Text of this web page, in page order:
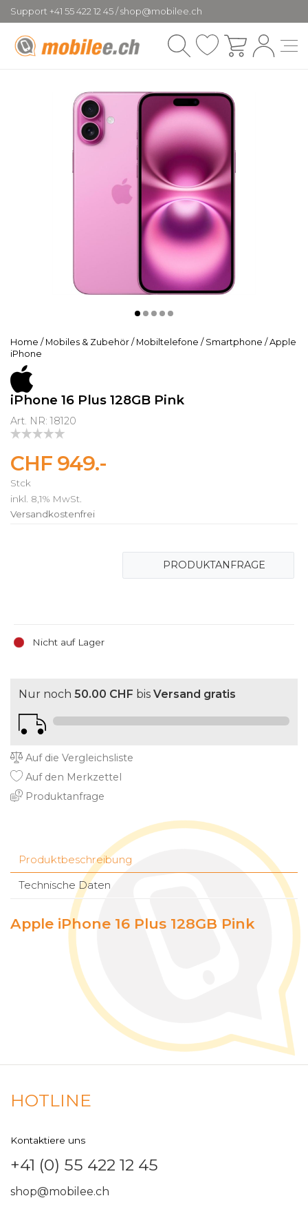
Support +41 55 422 12 45 / shop@mobilee.ch
Home / Mobiles & Zubehör / Mobiltelefone / Smartphone / Apple
iPhone
iPhone 16 Plus 128GB Pink
Art. NR: 18120
CHF 949.-
Stck
inkl. 8,1% MwSt.
Versandkostenfrei
Nicht auf Lager
PRODUKTANFRAGE
Nur noch 50.00 CHF bis Versand gratis
Auf die Vergleichsliste
Auf den Merkzettel
Produktanfrage
Produktbeschreibung
Technische Daten
Apple iPhone 16 Plus 128GB Pink
HOTLINE
Kontaktiere uns
+41 (0) 55 422 12 45
shop@mobilee.ch